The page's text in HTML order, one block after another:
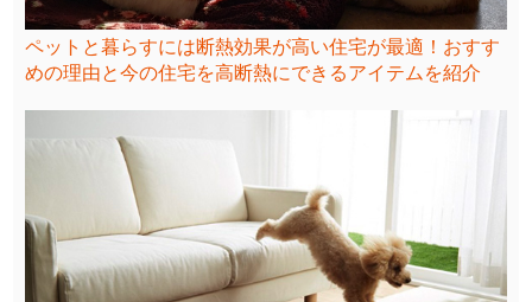
ペットと暮らすには断熱効果が高い住宅が最適！おすす
めの理由と今の住宅を高断熱にできるアイテムを紹介